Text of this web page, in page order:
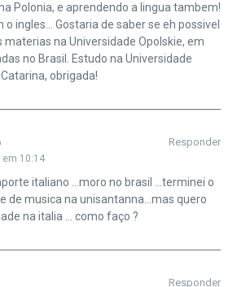
Polonia, e aprendendo a lingua tambem!
o ingles… Gostaria de saber se eh possivel
na Universidade Opolskie, em
no Brasil. Estudo na Universidade
obrigada!
em 10:14
Responder
italiano …moro no brasil …terminei o
de musica na unisantanna…mas quero
na italia … como faço ?
Responder